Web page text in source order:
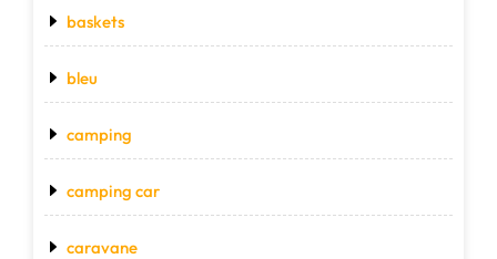
baskets
bleu
camping
camping car
caravane